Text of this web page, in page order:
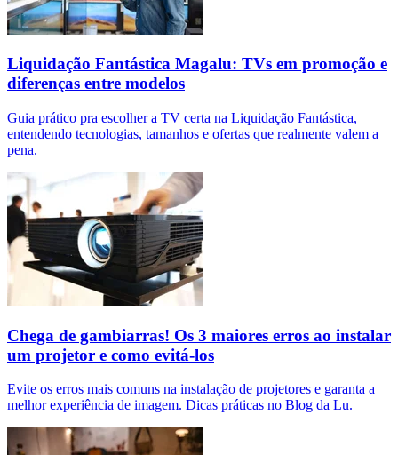
Liquidação Fantástica Magalu: TVs em promoção e
diferenças entre modelos
Guia prático pra escolher a TV certa na Liquidação Fantástica,
entendendo tecnologias, tamanhos e ofertas que realmente valem a
pena.
Chega de gambiarras! Os 3 maiores erros ao instalar
um projetor e como evitá-los
Evite os erros mais comuns na instalação de projetores e garanta a
melhor experiência de imagem. Dicas práticas no Blog da Lu.